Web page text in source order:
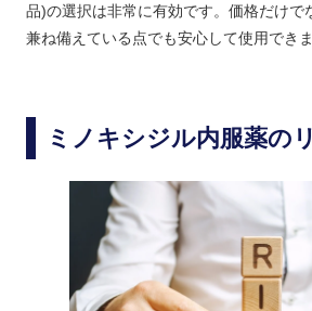
品)の選択は非常に有効です。価格だけで
兼ね備えている点でも安心して使用できま
ミノキシジル内服薬の